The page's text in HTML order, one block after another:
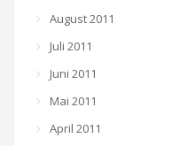
August 2011
Juli 2011
Juni 2011
Mai 2011
April 2011